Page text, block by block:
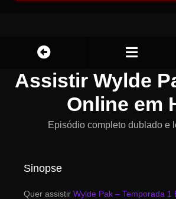
Assistir Wylde
Online em
Episódio completo dublado e
Sinopse
Quer assistir Wylde Pak – Temporada 1